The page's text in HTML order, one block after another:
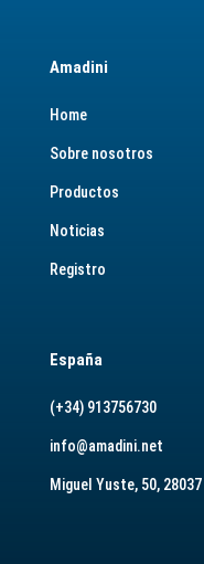
Amadini
Home
Sobre nosotros
Productos
Noticias
Registro
España
(+34) 913756730
info@amadini.net
Miguel Yuste, 50,